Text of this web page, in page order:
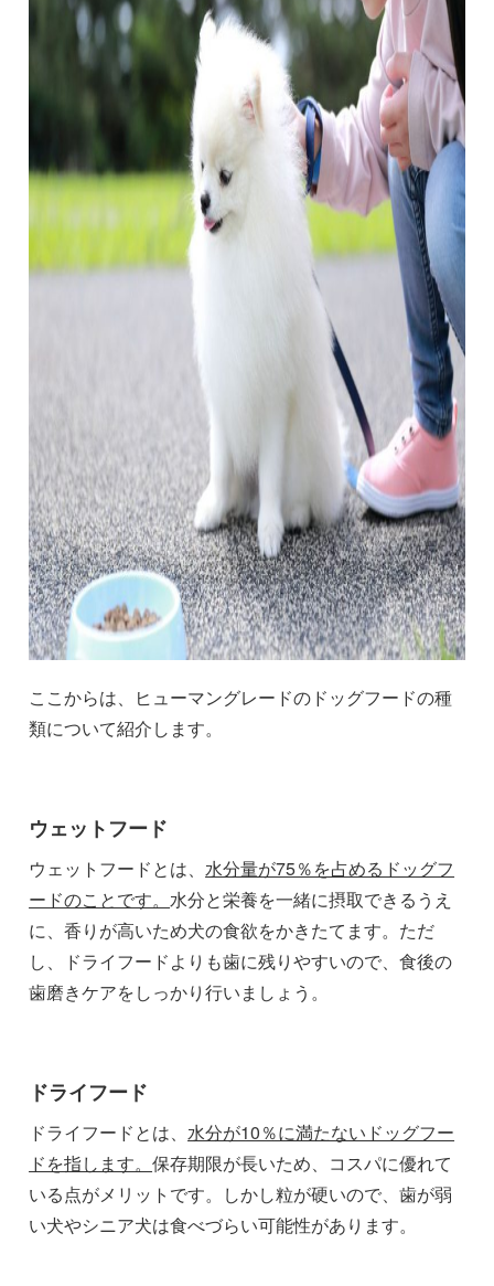
ここからは、ヒューマングレードのドッグフードの種
類について紹介します。
ウェットフード
ウェットフードとは、水分量が75％を占めるドッグフ
ードのことです。水分と栄養を一緒に摂取できるうえ
に、香りが高いため犬の食欲をかきたてます。ただ
し、ドライフードよりも歯に残りやすいので、食後の
歯磨きケアをしっかり行いましょう。
ドライフード
ドライフードとは、水分が10％に満たないドッグフー
ドを指します。保存期限が長いため、コスパに優れて
いる点がメリットです。しかし粒が硬いので、歯が弱
い犬やシニア犬は食べづらい可能性があります。